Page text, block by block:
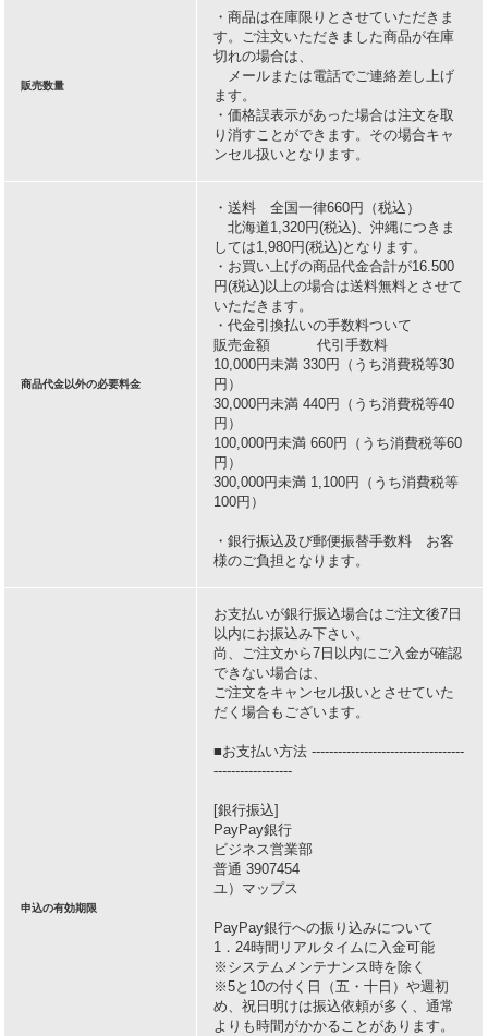
販売数量
・商品は在庫限りとさせていただきま
す。ご注文いただきました商品が在庫
切れの場合は、
メールまたは電話でご連絡差し上げ
ます。
・価格誤表示があった場合は注文を取
り消すことができます。その場合キャ
ンセル扱いとなります。
商品代金以外の必要料金
・送料 全国一律660円（税込）
北海道1,320円(税込)、沖縄につきま
しては1,980円(税込)となります。
・お買い上げの商品代金合計が16.500
円(税込)以上の場合は送料無料とさせて
いただきます。
・代金引換払いの手数料ついて
販売金額 代引手数料
10,000円未満 330円（うち消費税等30
円）
30,000円未満 440円（うち消費税等40
円）
100,000円未満 660円（うち消費税等60
円）
300,000円未満 1,100円（うち消費税等
100円）
・銀行振込及び郵便振替手数料 お客
様のご負担となります。
申込の有効期限
お支払いが銀行振込場合はご注文後7日
以内にお振込み下さい。
尚、ご注文から7日以内にご入金が確認
できない場合は、
ご注文をキャンセル扱いとさせていた
だく場合もございます。
■お支払い方法 -----------------------------------
------------------
[銀行振込]
PayPay銀行
ビジネス営業部
普通 3907454
ユ）マップス
PayPay銀行への振り込みについて
1．24時間リアルタイムに入金可能
※システムメンテナンス時を除く
※5と10の付く日（五・十日）や週初
め、祝日明けは振込依頼が多く、通常
よりも時間がかかることがあります。